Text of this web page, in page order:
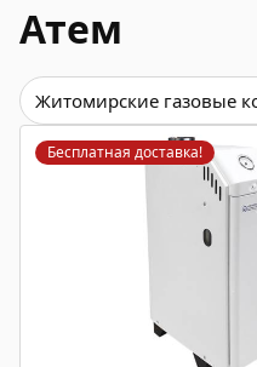
Атем
Житомирские газовые
Бесплатная доставка!